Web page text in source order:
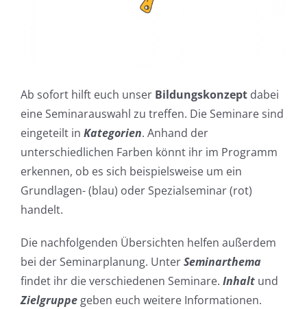
Ab sofort hilft euch unser Bildungskonzept dabei
eine Seminarauswahl zu treffen. Die Seminare sind
eingeteilt in Kategorien. Anhand der
unterschiedlichen Farben könnt ihr im Programm
erkennen, ob es sich beispielsweise um ein
Grundlagen- (blau) oder Spezialseminar (rot)
handelt.
Die nachfolgenden Übersichten helfen außerdem
bei der Seminarplanung. UnterSeminarthema
findet ihr die verschiedenen Seminare. Inhalt und
Zielgruppe geben euch weitere Informationen.